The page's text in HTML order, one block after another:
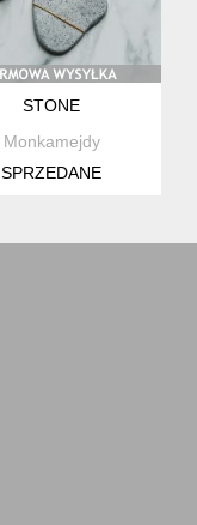
STONE
Monkamejdy
SPRZEDANE